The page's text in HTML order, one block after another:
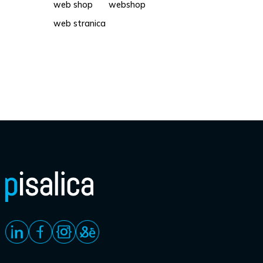
web shop
webshop
web stranica